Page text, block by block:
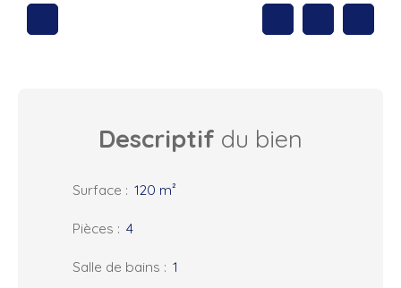
Descriptif du bien
Surface : 120 m²
Pièces : 4
Salle de bains : 1